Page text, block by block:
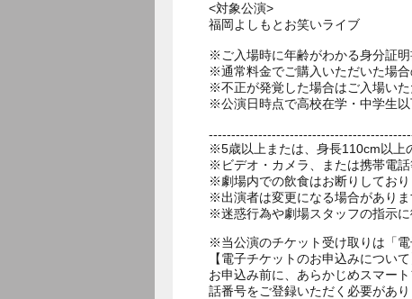
<対象公演>
福岡よしもとお笑いライブ
※ご入場時に年齢がわかる身分証
※通常料金でご購入いただいた場
※不正が発覚した場合はご入場いた
※公演日時点で高校在学・中学生以
※5歳以上または、身長110cm以上
※ビデオ・カメラ、または携帯電話
※劇場内での飲食はお断りしており
※出演者は変更になる場合があり
※当公演のチケット受け取りは「電
【電子チケットのお申込みについて
お申込み前に、あらかじめスマー
話番号をご登録いただく必要があり